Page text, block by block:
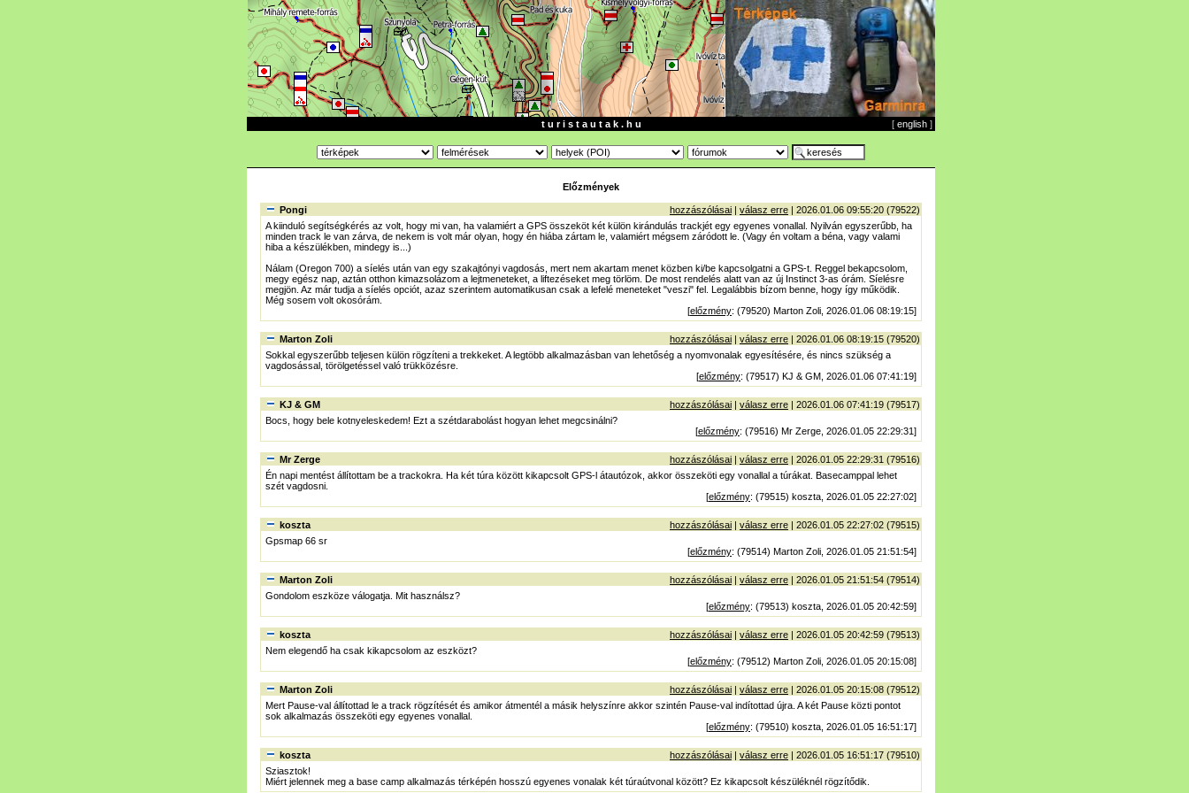
t u r i s t a u t a k . h u [ english ]
Előzmények
Pongi hozzászólásai | válasz erre | 2026.01.06 09:55:20 (79522)
A kiinduló segítségkérés az volt, hogy mi van, ha valamiért a GPS összeköt két külön kirándulás trackjét egy egyenes vonallal. Nyilván egyszerűbb, ha
minden track le van zárva, de nekem is volt már olyan, hogy én hiába zártam le, valamiért mégsem záródott le. (Vagy én voltam a béna, vagy valami
hiba a készülékben, mindegy is...)
Nálam (Oregon 700) a síelés után van egy szakajtónyi vagdosás, mert nem akartam menet közben ki/be kapcsolgatni a GPS-t. Reggel bekapcsolom,
megy egész nap, aztán otthon kimazsolázom a lejtmeneteket, a liftezéseket meg törlöm. De most rendelés alatt van az új Instinct 3-as órám. Síelésre
megjön. Az már tudja a síelés opciót, azaz szerintem automatikusan csak a lefelé meneteket "veszi" fel. Legalábbis bízom benne, hogy így működik.
Még sosem volt okosórám.
[előzmény: (79520) Marton Zoli, 2026.01.06 08:19:15]
Marton Zoli hozzászólásai | válasz erre | 2026.01.06 08:19:15 (79520)
Sokkal egyszerűbb teljesen külön rögzíteni a trekkeket. A legtöbb alkalmazásban van lehetőség a nyomvonalak egyesítésére, és nincs szükség a
vagdosással, törölgetéssel való trükközésre.
[előzmény: (79517) KJ & GM, 2026.01.06 07:41:19]
KJ & GM hozzászólásai | válasz erre | 2026.01.06 07:41:19 (79517)
Bocs, hogy bele kotnyeleskedem! Ezt a szétdarabolást hogyan lehet megcsinálni?
[előzmény: (79516) Mr Zerge, 2026.01.05 22:29:31]
Mr Zerge hozzászólásai | válasz erre | 2026.01.05 22:29:31 (79516)
Én napi mentést állítottam be a trackokra. Ha két túra között kikapcsolt GPS-l átautózok, akkor összeköti egy vonallal a túrákat. Basecamppal lehet
szét vagdosni.
[előzmény: (79515) koszta, 2026.01.05 22:27:02]
koszta hozzászólásai | válasz erre | 2026.01.05 22:27:02 (79515)
Gpsmap 66 sr
[előzmény: (79514) Marton Zoli, 2026.01.05 21:51:54]
Marton Zoli hozzászólásai | válasz erre | 2026.01.05 21:51:54 (79514)
Gondolom eszköze válogatja. Mit használsz?
[előzmény: (79513) koszta, 2026.01.05 20:42:59]
koszta hozzászólásai | válasz erre | 2026.01.05 20:42:59 (79513)
Nem elegendő ha csak kikapcsolom az eszközt?
[előzmény: (79512) Marton Zoli, 2026.01.05 20:15:08]
Marton Zoli hozzászólásai | válasz erre | 2026.01.05 20:15:08 (79512)
Mert Pause-val állítottad le a track rögzítését és amikor átmentél a másik helyszínre akkor szintén Pause-val indítottad újra. A két Pause közti pontot
sok alkalmazás összeköti egy egyenes vonallal.
[előzmény: (79510) koszta, 2026.01.05 16:51:17]
koszta hozzászólásai | válasz erre | 2026.01.05 16:51:17 (79510)
Sziasztok!
Miért jelennek meg a base camp alkalmazás térképén hosszú egyenes vonalak két túraútvonal között? Ez kikapcsolt készüléknél rögzítődik.